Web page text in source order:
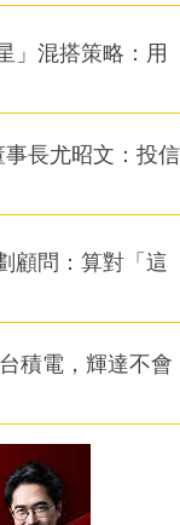
」混搭策略：用
長尤昭文：投信
顧問：算對「這
積電，輝達不會